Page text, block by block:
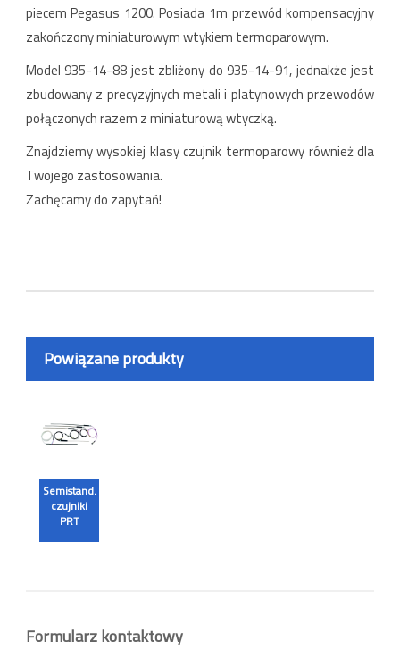
piecem Pegasus 1200. Posiada 1m przewód kompensacyjny
zakończony miniaturowym wtykiem termoparowym.
Model 935-14-88 jest zbliżony do 935-14-91, jednakże jest
zbudowany z precyzyjnych metali i platynowych przewodów
połączonych razem z miniaturową wtyczką.
Znajdziemy wysokiej klasy czujnik termoparowy również dla
Twojego zastosowania.
Zachęcamy do zapytań!
Powiązane produkty
Semistand.
czujniki
PRT
Formularz kontaktowy